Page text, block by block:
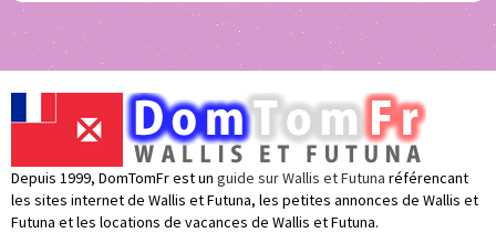
Depuis 1999, DomTomFr est un guide sur Wallis et Futuna référencant
les sites internet de Wallis et Futuna, les petites annonces de Wallis et
Futuna et les locations de vacances de Wallis et Futuna.